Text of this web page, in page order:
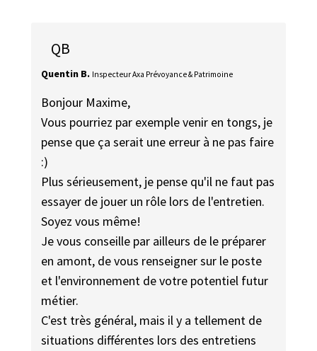
QB
Quentin B. Inspecteur Axa Prévoyance & Patrimoine
Bonjour Maxime,
Vous pourriez par exemple venir en tongs, je
pense que ça serait une erreur à ne pas faire
:)
Plus sérieusement, je pense qu'il ne faut pas
essayer de jouer un rôle lors de l'entretien.
Soyez vous même!
Je vous conseille par ailleurs de le préparer
en amont, de vous renseigner sur le poste
et l'environnement de votre potentiel futur
métier.
C'est très général, mais il y a tellement de
situations différentes lors des entretiens